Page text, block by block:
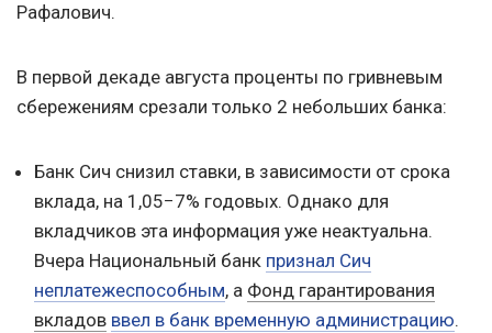
Рафалович.
В первой декаде августа проценты по гривневым
сбережениям срезали только 2 небольших банка:
Банк Сич снизил ставки, в зависимости от срока
вклада, на 1,05−7% годовых. Однако для
вкладчиков эта информация уже неактуальна.
Вчера Национальный банк признал Сич
неплатежеспособным, а Фонд гарантирования
вкладов ввел в банк временную администрацию.